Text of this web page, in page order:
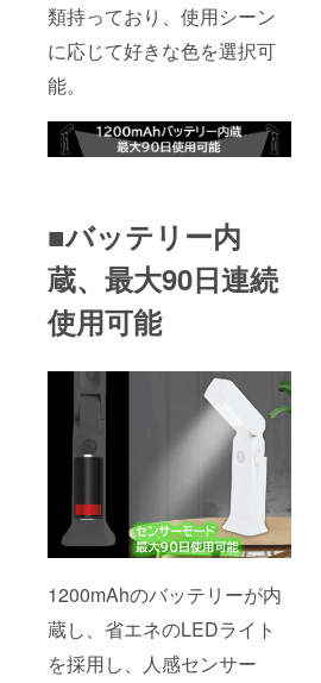
類持っており、使用シーン
に応じて好きな色を選択可
能。
■バッテリー内
蔵、最大90日連続
使用可能
1200mAhのバッテリーが内
蔵し、省エネのLEDライト
を採用し、人感センサー